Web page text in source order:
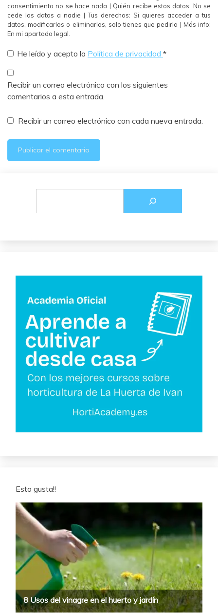
consentimiento no se hace nada | Quién recibe estos datos: No se
cede los datos a nadie | Tus derechos: Si quieres acceder a tus
datos, modificarlos o eliminarlos, solo tienes que pedirlo | Más info:
En mi apartado legal.
He leído y acepto la Política de privacidad *
Recibir un correo electrónico con los siguientes
comentarios a esta entrada.
Recibir un correo electrónico con cada nueva entrada.
Esto gusta!!